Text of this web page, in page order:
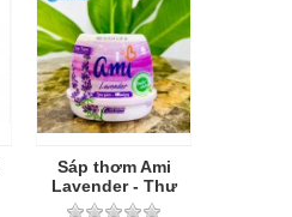
Sáp thơm Ami
Lavender - Thư
giãn 200g